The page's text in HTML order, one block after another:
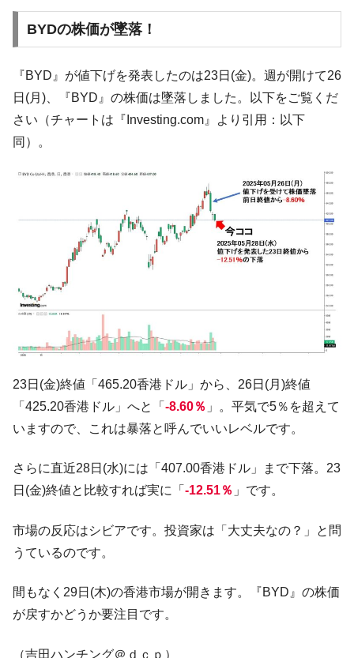
『Money1』
米国下院「韓国の公務員個人をターゲット
にぶん殴る法案」提出！⇒ クーパン問題は合衆国企業に対
『Money1』
韓国ボンクラ政策室長･金容範、株価暴落に
他人事のような発言。
『Money1』
韓国半導体『SKハイニックス』2026年2Qの
業績「史上最高益」当期純利益は前年同期比13.4倍に。
夏の甲子園、優勝校を最も多く輩出している都道
今話題の「楽天ライオンズ」とは？
奇跡の毛色「白毛馬」とは？
Fact1
全て勝つといくら？ 競馬GI競走で勝利騎手がもら
Fact1 平成仮面ライダーの意外すぎるモチーフとは？
Fact1
発表から2日で大崩壊、鳴かず飛ばずに終わりそう
なスーパーリーグとは？
日本人マスターズ挑戦の歴史。松山以前に最高位
だった選手とは？
Fact1
甲子園通算本塁打、最多の清原に次いで多く打っ
ている意外な選手とは？
BYDの株価が墜落！
『BYD』が値下げを発表したのは23日(金)。週が開けて26
日(月)、『BYD』の株価は墜落しました。以下をご覧くだ
さい（チャートは『Investing.com』より引用：以下
同）。
23日(金)終値「465.20香港ドル」から、26日(月)終値
「425.20香港ドル」へと「 -8.60％ 」。平気で5％を超えて
いますので、これは暴落と呼んでいいレベルです。
さらに直近28日(水)には「407.00香港ドル」まで下落。23
日(金)終値と比較すれば実に「 -12.51％ 」です。
市場の反応はシビアです。投資家は「大丈夫なの？」と問
うているのです。
間もなく29日(木)の香港市場が開きます。『BYD』の株価
が戻すかどうか要注目です。
（吉田ハンチング＠ｄｃｐ）